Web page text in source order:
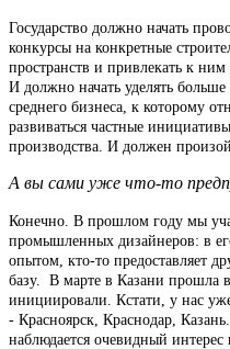
Государство должно начать
конкурсы на конкретные
пространств и привлекать к
И должно начать уделять
среднего бизнеса, к которому
развиваться частные
производства. И должен
А вы сами уже что-то
Конечно. В прошлом году мы
промышленных дизайнеров: в
опытом, кто-то предоставляет
базу. В марте в Казани прошла
инициировали. Кстати, у нас
- Красноярск, Краснодар, Казань.
наблюдается очевидный